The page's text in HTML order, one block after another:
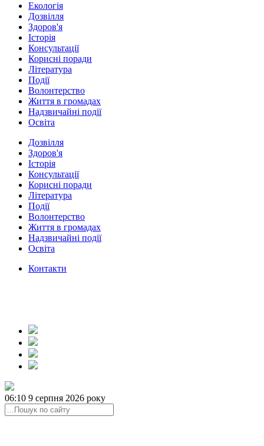
Екологія
Дозвілля
Здоров'я
Історія
Консультації
Корисні поради
Література
Події
Волонтерство
Життя в громадах
Надзвичайні події
Освіта
Дозвілля
Здоров'я
Історія
Консультації
Корисні поради
Література
Події
Волонтерство
Життя в громадах
Надзвичайні події
Освіта
Контакти
06:10 9 серпня 2026 року